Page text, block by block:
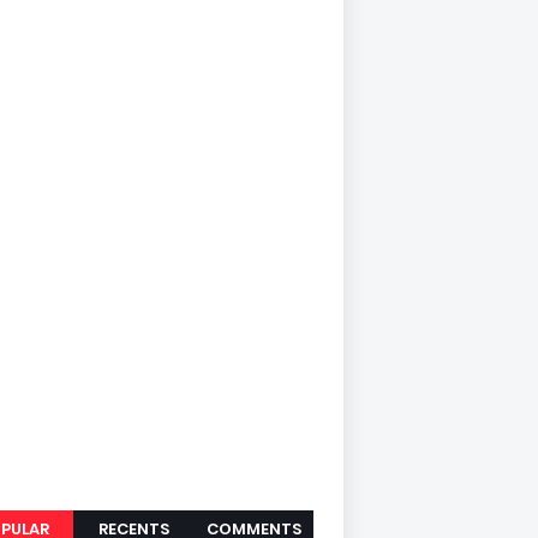
RECENTS COMMENTS